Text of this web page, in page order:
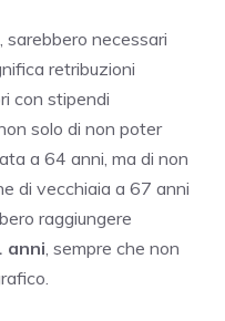
sarebbero necessari
retribuzioni
con stipendi
solo di non poter
a 64 anni, ma di non
di vecchiaia a 67 anni
raggiungere
anni , sempre che non